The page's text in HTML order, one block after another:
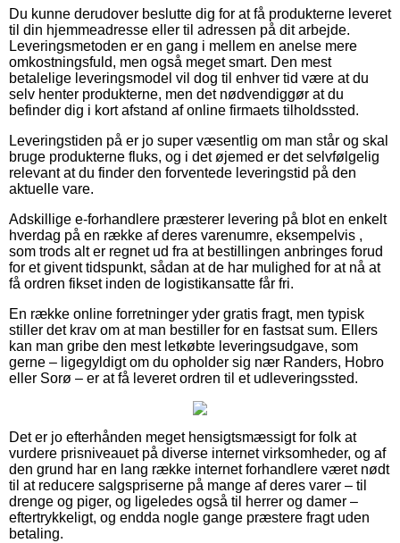
Du kunne derudover beslutte dig for at få produkterne leveret
til din hjemmeadresse eller til adressen på dit arbejde.
Leveringsmetoden er en gang i mellem en anelse mere
omkostningsfuld, men også meget smart. Den mest
betalelige leveringsmodel vil dog til enhver tid være at du
selv henter produkterne, men det nødvendiggør at du
befinder dig i kort afstand af online firmaets tilholdssted.
Leveringstiden på er jo super væsentlig om man står og skal
bruge produkterne fluks, og i det øjemed er det selvfølgelig
relevant at du finder den forventede leveringstid på den
aktuelle vare.
Adskillige e-forhandlere præsterer levering på blot en enkelt
hverdag på en række af deres varenumre, eksempelvis ,
som trods alt er regnet ud fra at bestillingen anbringes forud
for et givent tidspunkt, sådan at de har mulighed for at nå at
få ordren fikset inden de logistikansatte får fri.
En række online forretninger yder gratis fragt, men typisk
stiller det krav om at man bestiller for en fastsat sum. Ellers
kan man gribe den mest letkøbte leveringsudgave, som
gerne – ligegyldigt om du opholder sig nær Randers, Hobro
eller Sorø – er at få leveret ordren til et udleveringssted.
Det er jo efterhånden meget hensigtsmæssigt for folk at
vurdere prisniveauet på diverse internet virksomheder, og af
den grund har en lang række internet forhandlere været nødt
til at reducere salgspriserne på mange af deres varer – til
drenge og piger, og ligeledes også til herrer og damer –
eftertrykkeligt, og endda nogle gange præstere fragt uden
betaling.